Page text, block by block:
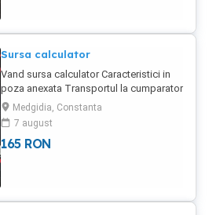
Sursa calculator
Vand sursa calculator Caracteristici in
poza anexata Transportul la cumparator
Medgidia, Constanta
7 august
165 RON